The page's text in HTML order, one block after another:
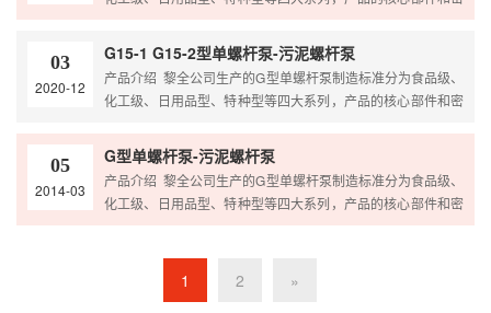
铸铁、不锈钢304、不锈钢316、316…
封装置，根据介质的不同特性，采用不同的材质和不同的密封
形式，以满足各种物料的需要。 根据客户要求进出口形式可选
配卡箍快装式、法兰式、内螺纹、外螺纹、活接头
泵体可定做耐高温型，保温型，水冷却型 泵体材质可分为：
铸铁、不锈钢304、不锈钢316、316…
03
2020-12
G15-1 G15-2型单螺杆泵-污泥螺杆泵
产品介绍 黎全公司生产的G型单螺杆泵制造标准分为食品级、
化工级、日用品型、特种型等四大系列，产品的核心部件和密
形式，以满足各种物料的需要。 根据客户要求进出口形式可选
配卡箍快装式、法兰式、内螺纹、外螺纹、活接头
泵体可定做耐高温型，保温型，水冷却型 泵体材质可分为：
铸铁、不锈钢304、不锈钢316、316…
05
2014-03
G型单螺杆泵-污泥螺杆泵
产品介绍 黎全公司生产的G型单螺杆泵制造标准分为食品级、
化工级、日用品型、特种型等四大系列，产品的核心部件和密
封装置，根据介质的不同特性，采用不同的材质和不同的密封
配卡箍快装式、法兰式、内螺纹、外螺纹、活接头
1 2 »